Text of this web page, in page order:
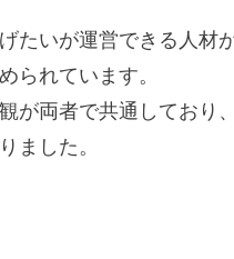
たいが運営できる人材
られています。
が両者で共通しており
ました。